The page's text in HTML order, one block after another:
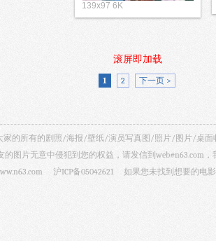
139x97 6K
滚屏即加载
1 2 下一页 >
家的所有的剧照/海报/壁纸/演员写真图/照片/图片/桌
的图片无意中侵犯到您的权益，请发信到web#n63.com
沪ICP备05042621 如果您未找到想要的电